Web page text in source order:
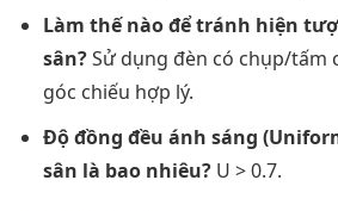
Làm thế nào để tránh hiện
sân?Sử dụng đèn có chụp/tấm
góc chiếu hợp lý.
Độ đồng đều ánh sáng
sân là bao nhiêu?U > 0.7.